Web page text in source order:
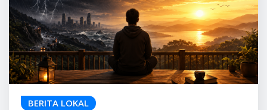
BERITA LOKAL